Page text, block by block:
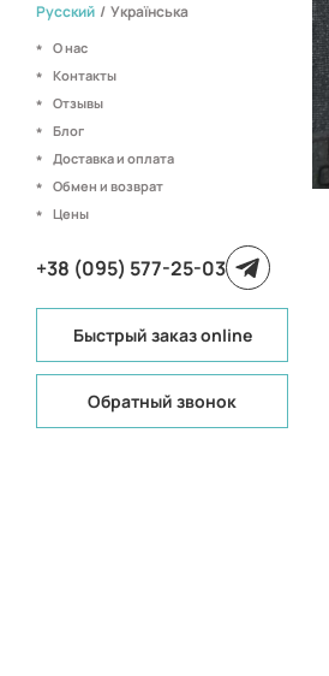
Русский / Українська
О нас
Контакты
Отзывы
Блог
Доставка и оплата
Обмен и возврат
Цены
+38 (095) 577-25-03
Быстрый заказ online
Обратный звонок